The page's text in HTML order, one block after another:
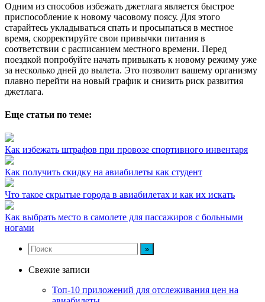
Одним из способов избежать джетлага является быстрое
приспособление к новому часовому поясу. Для этого
старайтесь укладываться спать и просыпаться в местное
время, скорректируйте свои привычки питания в
соответствии с расписанием местного времени. Перед
поездкой попробуйте начать привыкать к новому режиму уже
за несколько дней до вылета. Это позволит вашему организму
плавно перейти на новый график и снизить риск развития
джетлага.
Еще статьи по теме:
Как избежать штрафов при провозе спортивного инвентаря
Как получить скидку на авиабилеты как студент
Что такое скрытые города в авиабилетах и как их искать
Как выбрать место в самолете для пассажиров с больными
ногами
Свежие записи
Топ-10 приложений для отслеживания цен на